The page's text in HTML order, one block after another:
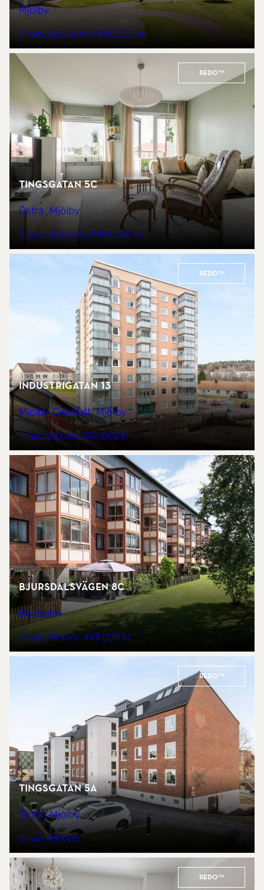
Mjölby
3 rum 66,5 kvm 1 095 000 kr
REDO™
Tingsgatan 5C
Östra, Mjölby
3 rum 65,5 kvm 1 195 000 kr
REDO™
Industrigatan 13
Mjölby Centralt, Mjölby
1 rum 26 kvm 350 000 kr
Bjursdalsvägen 8C
Boxholm
3 rum 74 kvm 495 000 kr
REDO™
Tingsgatan 5A
Östra, Mjölby
5 rum 99 kvm
REDO™